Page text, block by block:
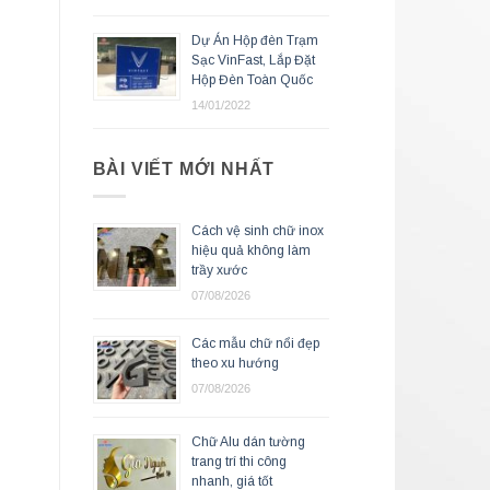
Dự Án Hộp đèn Trạm
Sạc VinFast, Lắp Đặt
Hộp Đèn Toàn Quốc
14/01/2022
BÀI VIẾT MỚI NHẤT
Cách vệ sinh chữ inox
hiệu quả không làm
trầy xước
07/08/2026
Các mẫu chữ nổi đẹp
theo xu hướng
07/08/2026
Chữ Alu dán tường
trang trí thi công
nhanh, giá tốt